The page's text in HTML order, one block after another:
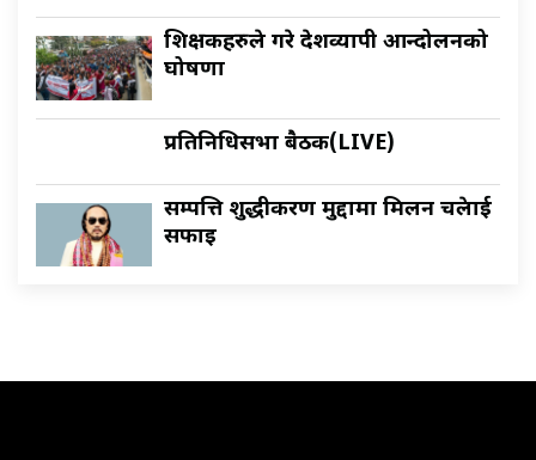
शिक्षकहरुले गरे देशव्यापी आन्दोलनको
घोषणा
प्रतिनिधिसभा बैठक(LIVE)
सम्पत्ति शुद्धीकरण मुद्दामा मिलन चक्रेलाई
सफाइ